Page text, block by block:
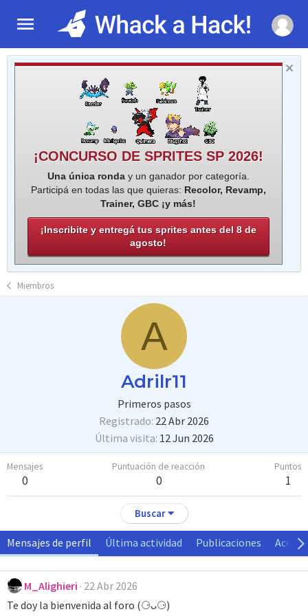
¡CONCURSO DE SPRITES SP 2026!
Una única ronday un ganador por categoría.
Participá en todas las que quieras: Recolor, Revamp,
Trainer, GBC ¡y más!
¡Inscribite y entregá tus sprites antes del 8 de
agosto!
Miembros
A
Adrilr11
Primeros pasos
Registrado 22 Abr 2026
Última visita 12 Jun 2026
Mensajes
0
Puntuación de reacción
0
Puntos
1
Buscar
Mensajes de perfil Última actividad Publicaciones Acerca
M_Alighieri 22 Abr 2026
Te doy la bienvenida al foro (⚆ᴗ⚆)